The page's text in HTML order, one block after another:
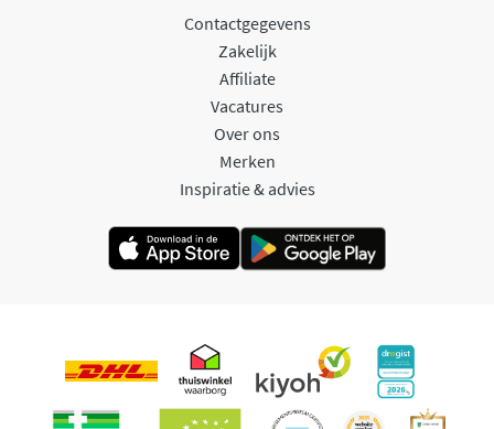
Contactgegevens
Zakelijk
Affiliate
Vacatures
Over ons
Merken
Inspiratie & advies